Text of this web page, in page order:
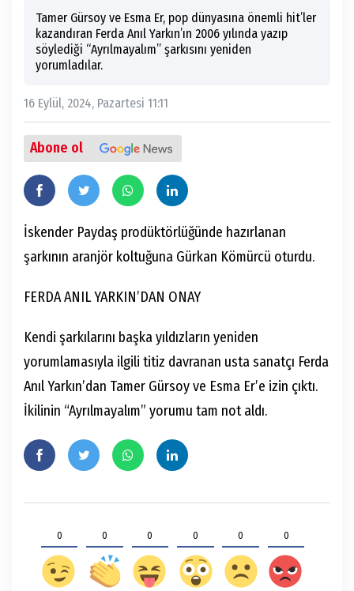
Tamer Gürsoy ve Esma Er, pop dünyasına önemli hit’ler
kazandıran Ferda Anıl Yarkın’ın 2006 yılında yazıp
söylediği “Ayrılmayalım” şarkısını yeniden
yorumladılar.
16 Eylül, 2024, Pazartesi 11:11
Abone ol
İskender Paydaş prodüktörlüğünde hazırlanan
şarkının aranjör koltuğuna Gürkan Kömürcü oturdu.
FERDA ANIL YARKIN’DAN ONAY
Kendi şarkılarını başka yıldızların yeniden
yorumlamasıyla ilgili titiz davranan usta sanatçı Ferda
Anıl Yarkın’dan Tamer Gürsoy ve Esma Er’e izin çıktı.
İkilinin “Ayrılmayalım” yorumu tam not aldı.
0 0 0 0 0 0